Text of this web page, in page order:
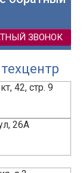
ЗВОНОК
42, стр. 9
26А